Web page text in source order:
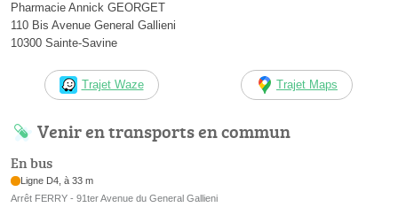
Pharmacie Annick GEORGET
110 Bis Avenue General Gallieni
10300 Sainte-Savine
Trajet Waze Trajet Maps
Venir en transports en commun
En bus
Ligne D4, à 33 m
Arrêt FERRY - 91ter Avenue du General Gallieni